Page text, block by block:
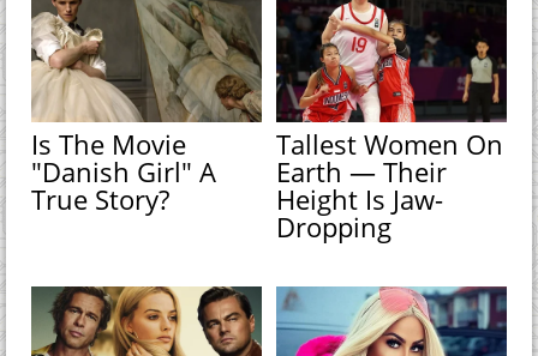
Is The Movie
"Danish Girl" A
True Story?
Tallest Women On
Earth — Their
Height Is Jaw-
Dropping